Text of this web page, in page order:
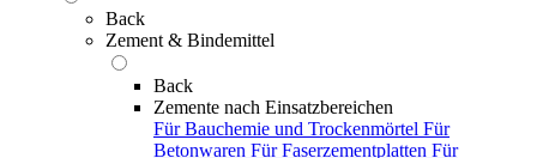
Back
Zement & Bindemittel
Back
Zemente nach Einsatzbereichen
Für Bauchemie und Trockenmörtel Für
Betonwaren Für Faserzementplatten Für